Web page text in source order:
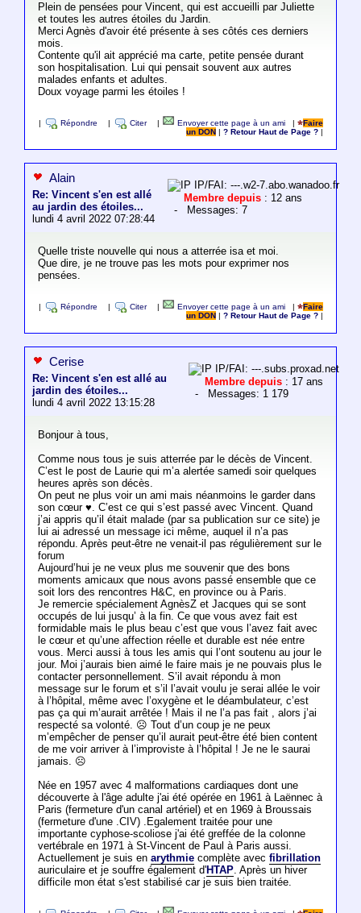
Plein de pensées pour Vincent, qui est accueilli par Juliette
et toutes les autres étoiles du Jardin.
Merci Agnès d'avoir été présente à ses côtés ces derniers
mois.
Contente qu'il ait apprécié ma carte, petite pensée durant
son hospitalisation. Lui qui pensait souvent aux autres
malades enfants et adultes.
Doux voyage parmi les étoiles !
Répondre Citer Envoyer cette page à un ami |
Faire
un DON
|? Retour Haut de Page ?
Alain
Re: Vincent s'en est allé
au jardin des étoiles...
lundi 4 avril 2022 07:28:44
IP/FAI: ---.w2-7.abo.wanadoo.fr
Membre depuis : 12 ans
- Messages: 7
Quelle triste nouvelle qui nous a atterrée isa et moi.
Que dire, je ne trouve pas les mots pour exprimer nos
pensées.
Répondre Citer Envoyer cette page à un ami |
Faire
un DON
|? Retour Haut de Page ?
Cerise
Re: Vincent s'en est allé au
jardin des étoiles...
lundi 4 avril 2022 13:15:28
IP/FAI: ---.subs.proxad.net
Membre depuis : 17 ans
- Messages: 1 179
Bonjour à tous,
Comme nous tous je suis atterrée par le décès de Vincent.
C’est le post de Laurie qui m’a alertée samedi soir quelques
heures après son décès.
On peut ne plus voir un ami mais néanmoins le garder dans
son cœur ♥️. C’est ce qui s’est passé avec Vincent. Quand
j’ai appris qu’il était malade (par sa publication sur ce site) je
lui ai adressé un message ici même, auquel il n’a pas
répondu. Après peut-être ne venait-il pas régulièrement sur le
forum
Aujourd’hui je ne veux plus me souvenir que des bons
moments amicaux que nous avons passé ensemble que ce
soit lors des rencontres H&C, en province ou à Paris.
Je remercie spécialement AgnèsZ et Jacques qui se sont
occupés de lui jusqu’ à la fin. Ce que vous avez fait est
formidable mais le plus beau c’est que vous l’avez fait avec
le cœur et qu’une affection réelle et durable est née entre
vous. Merci aussi à tous les amis qui l’ont soutenu au jour le
jour. Moi j’aurais bien aimé le faire mais je ne pouvais plus le
contacter personnellement. S’il avait répondu à mon
message sur le forum et s’il l’avait voulu je serai allée le voir
à l’hôpital, même avec l’oxygène et le déambulateur, c’est
pas ça qui m’aurait arrêtée ! Mais il ne l’a pas fait , alors j’ai
respecté sa volonté. ☹️ Tout d’un coup je ne peux
m’empêcher de penser qu’il aurait peut-être été bien content
de me voir arriver à l’improviste à l’hôpital ! Je ne le saurai
jamais. ☹️
Née en 1957 avec 4 malformations cardiaques dont une
découverte à l'âge adulte j'ai été opérée en 1961 à Laënnec à
Paris (fermeture d'un canal artériel) et en 1969 à Broussais
(fermeture d'une .CIV) .Egalement traitée pour une
importante cyphose-scoliose j'ai été greffée de la colonne
vertébrale en 1971 à St-Vincent de Paul à Paris aussi.
Actuellement je suis en arythmiecomplète avec fibrillation
auriculaire et je souffre également d'HTAP. Après un hiver
difficile mon état s'est stabilisé car je suis bien traitée.